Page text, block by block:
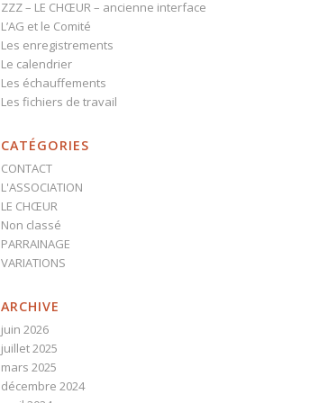
ZZZ – LE CHŒUR – ancienne interface
L’AG et le Comité
Les enregistrements
Le calendrier
Les échauffements
Les fichiers de travail
CATÉGORIES
CONTACT
L'ASSOCIATION
LE CHŒUR
Non classé
PARRAINAGE
VARIATIONS
ARCHIVE
juin 2026
juillet 2025
mars 2025
décembre 2024